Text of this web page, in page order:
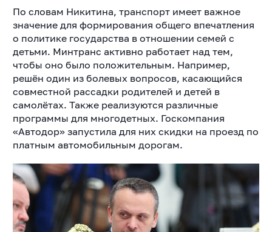
По словам Никитина, транспорт имеет важное
значение для формирования общего впечатления
о политике государства в отношении семей с
детьми. Минтранс активно работает над тем,
чтобы оно было положительным. Например,
решён один из болевых вопросов, касающийся
совместной рассадки родителей и детей в
самолётах. Также реализуются различные
программы для многодетных. Госкомпания
«Автодор» запустила для них скидки на проезд по
платным автомобильным дорогам.